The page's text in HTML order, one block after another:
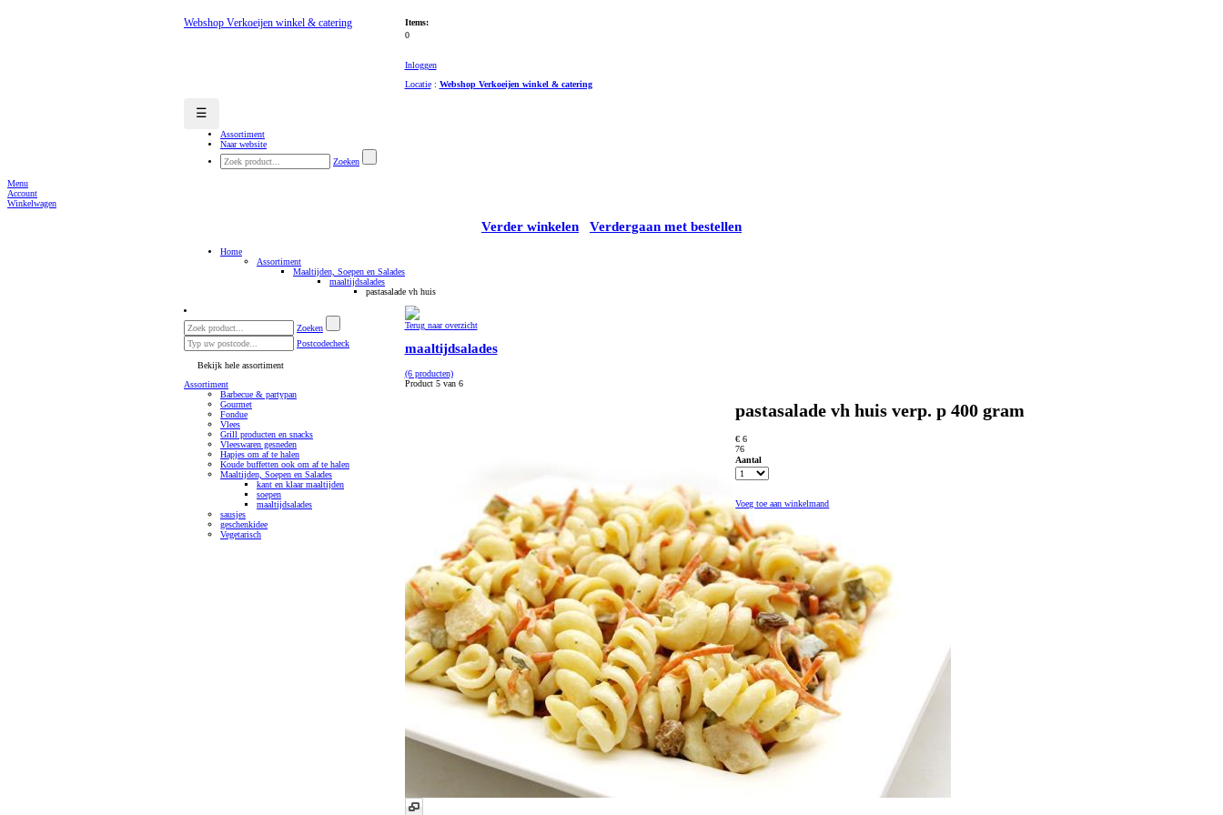
Webshop Verkoeijen winkel & catering
Items:
0
Inloggen
Locatie: Webshop Verkoeijen winkel & catering
☰
Assortiment
Naar website
Zoeken
Menu
Account
Winkelwagen
Verder winkelen Verdergaan met bestellen
Home
Assortiment
Maaltijden, Soepen en Salades
maaltijdsalades
pastasalade vh huis
Zoeken
Postcodecheck
Bekijk hele assortiment
Assortiment
Barbecue & partypan
Gourmet
Fondue
Vlees
Grill producten en snacks
Vleeswaren gesneden
Hapjes om af te halen
Koude buffetten ook om af te halen
Maaltijden, Soepen en Salades
kant en klaar maaltijden
soepen
maaltijdsalades
sausjes
geschenkidee
Vegetarisch
Terug naar overzicht
maaltijdsalades
(6 producten)
Product 5 van 6
pastasalade vh huis verp. p 400 gram
€ 6
76
Aantal
Voeg toe aan winkelmand